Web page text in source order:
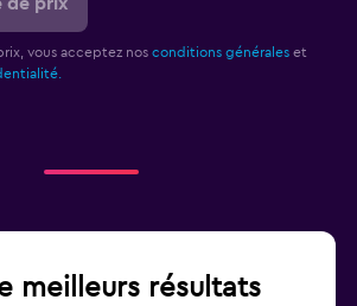
de prix
vous acceptez nos conditions générales et
meilleurs résultats